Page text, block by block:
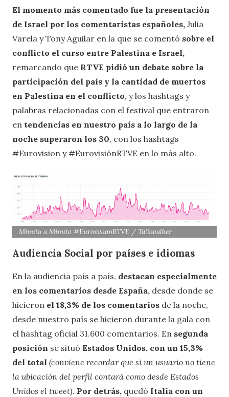
El momento más comentado fue la presentación
de Israel por los comentaristas españoles, Julia
Varela y Tony Aguilar en la que se comentó sobre el
conflicto el curso entre Palestina e Israel,
remarcando que RTVE pidió un debate sobre la
participación del país y la cantidad de muertos
en Palestina en el conflicto, y los hashtags y
palabras relacionadas con el festival que entraron
en tendencias en nuestro país a lo largo de la
noche superaron los 30, con los hashtags
#Eurovision y #EurovisiónRTVE en lo más alto.
Minuto a Minuto #EurovisionRTVE / Talkwalker
Audiencia Social por países e idiomas
En la audiencia país a país, destacan especialmente
en los comentarios desde España, desde donde se
hicieron el 18,3% de los comentarios de la noche,
desde nuestro país se hicieron durante la gala con
el hashtag oficial 31.600 comentarios. En segunda
posición se situó Estados Unidos, con un 15,3%
del total (conviene recordar que si un usuario no tiene
la ubicación del perfil contará como desde Estados
Unidos el tweet). Por detrás, quedó Italia con un